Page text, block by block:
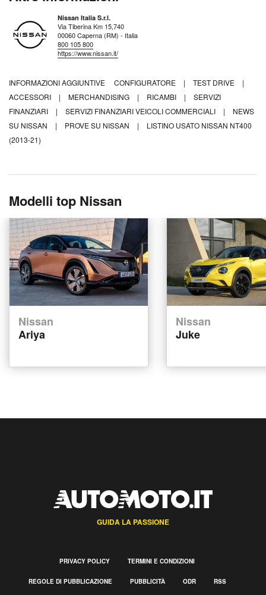
Nissan Italia S.r.l.
Via Tiberina Km 15,740
00060 Caperna (RM) - Italia
800 105 800
https://www.nissan.it/
INFORMAZIONI AGGIUNTIVE CONFIGURATORE | TEST DRIVE
|
ACCESSORI
| MERCHANDISING | RICAMBI |
SERVIZI
FINANZIARI
| SERVIZI FINANZIARI VEICOLI COMMERCIALI |
NEWS
SU NISSAN
| PROVE SU NISSAN |
LISTINO USATO NISSAN NT400
(2013-21)
Modelli top Nissan
Nissan
Ariya
Nissan
Juke
GUIDA LA PASSIONE
PRIVACY POLICY TERMINI E CONDIZIONI
REGOLE DI PUBBLICAZIONE PUBBLICITÀ ODR RSS